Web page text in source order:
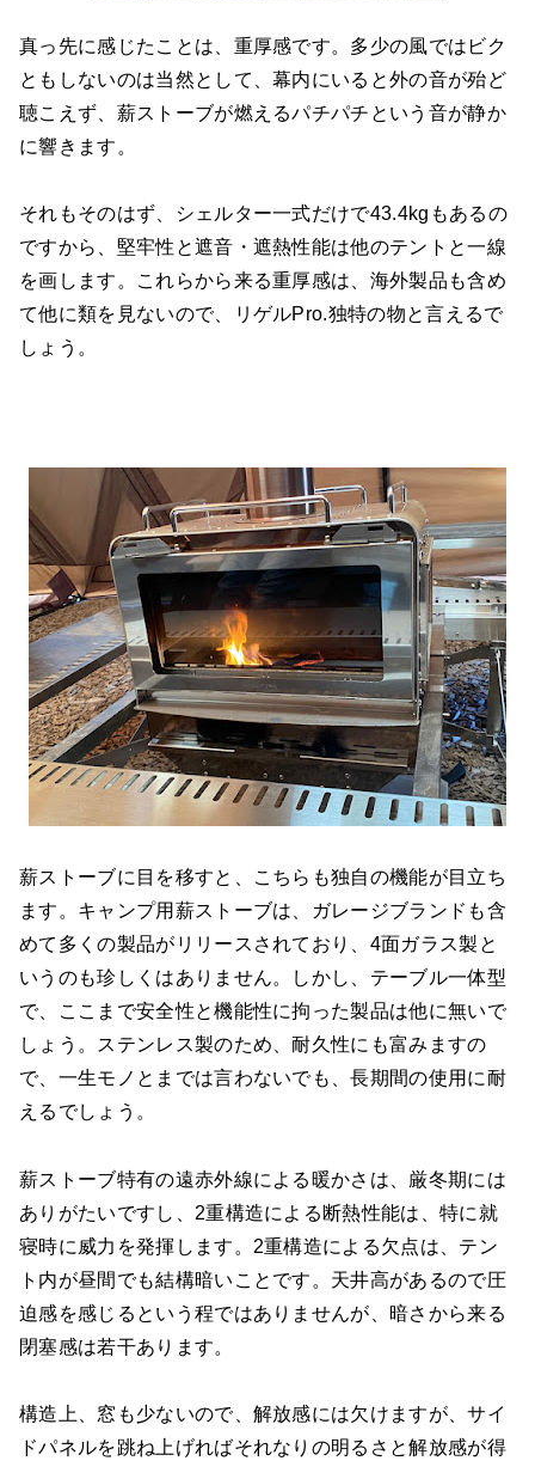
真っ先に感じたことは、重厚感です。多少の風ではビク
ともしないのは当然として、幕内にいると外の音が殆ど
聴こえず、薪ストーブが燃えるパチパチという音が静か
に響きます。
それもそのはず、シェルター一式だけで43.4kgもあるの
ですから、堅牢性と遮音・遮熱性能は他のテントと一線
を画します。これらから来る重厚感は、海外製品も含め
て他に類を見ないので、リゲルPro.独特の物と言えるで
しょう。
薪ストーブに目を移すと、こちらも独自の機能が目立ち
ます。キャンプ用薪ストーブは、ガレージブランドも含
めて多くの製品がリリースされており、4面ガラス製と
いうのも珍しくはありません。しかし、テーブル一体型
で、ここまで安全性と機能性に拘った製品は他に無いで
しょう。ステンレス製のため、耐久性にも富みますの
で、一生モノとまでは言わないでも、長期間の使用に耐
えるでしょう。
薪ストーブ特有の遠赤外線による暖かさは、厳冬期には
ありがたいですし、2重構造による断熱性能は、特に就
寝時に威力を発揮します。2重構造による欠点は、テン
ト内が昼間でも結構暗いことです。天井高があるので圧
迫感を感じるという程ではありませんが、暗さから来る
閉塞感は若干あります。
構造上、窓も少ないので、解放感には欠けますが、サイ
ドパネルを跳ね上げればそれなりの明るさと解放感が得